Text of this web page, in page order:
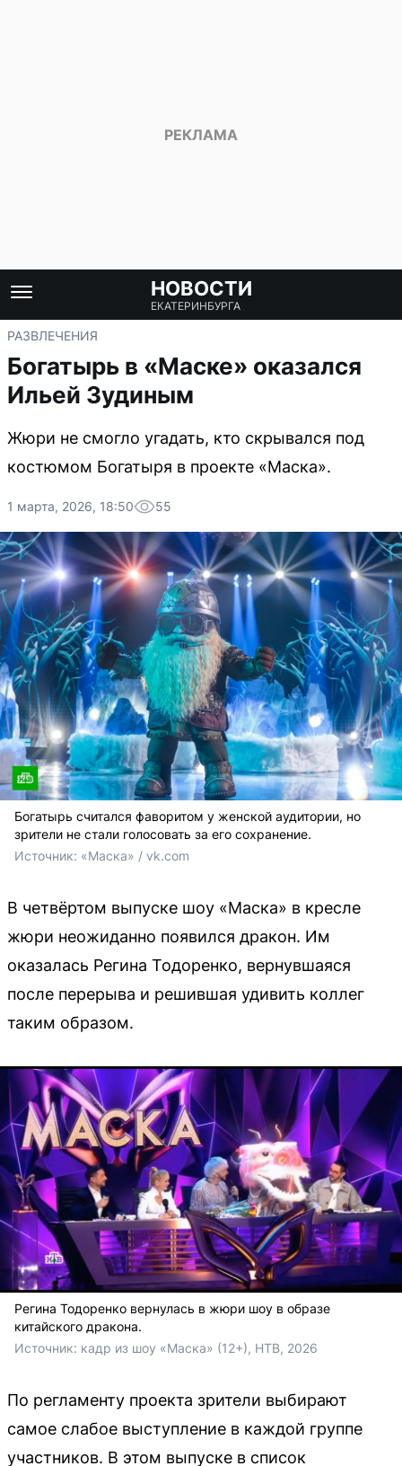
НОВОСТИ
ЕКАТЕРИНБУРГА
РАЗВЛЕЧЕНИЯ
Богатырь в «Маске» оказался
Ильей Зудиным
Жюри не смогло угадать, кто скрывался под
костюмом Богатыря в проекте «Маска».
1 марта, 2026, 18:50 55
Богатырь считался фаворитом у женской аудитории, но
зрители не стали голосовать за его сохранение.
Источник: «Маска» / vk.com
В четвёртом выпуске шоу «Маска» в кресле
жюри неожиданно появился дракон. Им
оказалась Регина Тодоренко, вернувшаяся
после перерыва и решившая удивить коллег
таким образом.
Регина Тодоренко вернулась в жюри шоу в образе
китайского дракона.
Источник: кадр из шоу «Маска» (12+), НТВ, 2026
По регламенту проекта зрители выбирают
самое слабое выступление в каждой группе
участников. В этом выпуске в список